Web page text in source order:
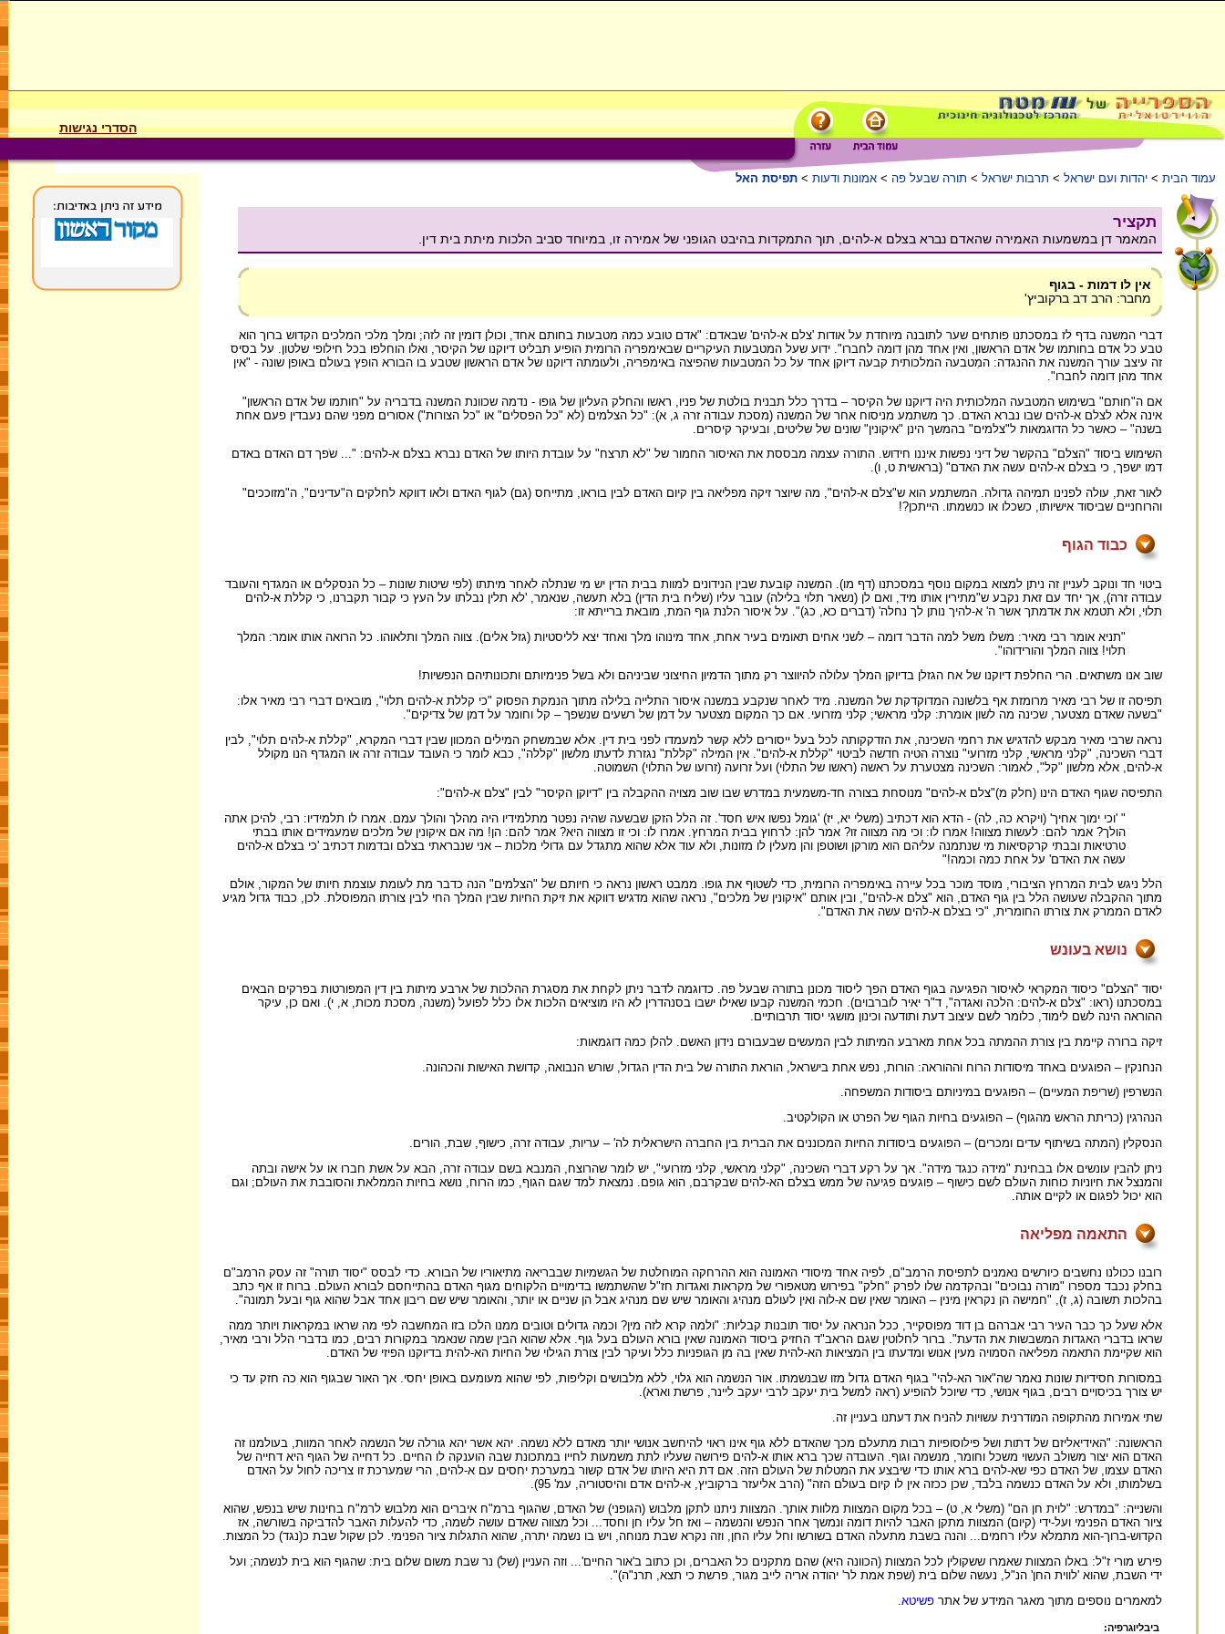
הסדרי נגישות
עמוד הבית > יהדות ועם ישראל > תרבות ישראל > תורה שבעל פה > אמונות ודעות > תפיסת האל
תקציר
המאמר דן במשמעות האמירה שהאדם נברא בצלם א-להים, תוך התמקדות בהיבט הגופני של אמירה זו, במיוחד סביב הלכות מיתת בית דין.
אין לו דמות - בגוף
מחבר: הרב דב ברקוביץ'
דברי המשנה בדף לז במסכתנו פותחים שער לתובנה מיוחדת על אודות 'צלם א-להים' שבאדם: "אדם טובע כמה מטבעות בחותם אחד, וכולן דומין זה לזה; ומלך מלכי המלכים הקדוש ברוך הוא
טבע כל אדם בחותמו של אדם הראשון, ואין אחד מהן דומה לחברו". ידוע שעל המטבעות העיקריים שבאימפריה הרומית הופיע תבליט דיוקנו של הקיסר, ואלו הוחלפו בכל חילופי שלטון. על בסיס
זה עיצב עורך המשנה את ההנגדה: המִטבעה המלכותית קבעה דיוקן אחד על כל המטבעות שהפיצה באימפריה, ולעומתה דיוקנו של אדם הראשון שטבע בו הבורא הופץ בעולם באופן שונה - "אין
אחד מהן דומה לחברו".
אם ה"חותם" בשימוש המִטבעה המלכותית היה דיוקנו של הקיסר – בדרך כלל תבנית בולטת של פניו, ראשו והחלק העליון של גופו - נדמה שכוונת המשנה בדבריה על "חותמו של אדם הראשון"
אינה אלא לצלם א-להים שבו נברא האדם. כך משתמע מניסוח אחר של המשנה (מסכת עבודה זרה ג, א): "כל הצלמים (לא "כל הפסלים" או "כל הצורות") אסורים מפני שהם נעבדין פעם אחת
בשנה" – כאשר כל הדוגמאות ל"צלמים" בהמשך הינן "איקונין" שונים של שליטים, ובעיקר קיסרים.
השימוש ביסוד "הצלם" בהקשר של דיני נפשות איננו חידוש. התורה עצמה מבססת את האיסור החמור של "לא תרצח" על עובדת היותו של האדם נברא בצלם א-להים: "... שֹפך דם האדם באדם
דמו ישפך, כי בצלם א-להים עשה את האדם" (בראשית ט, ו).
לאור זאת, עולה לפנינו תמיהה גדולה. המשתמע הוא ש"צלם א-להים", מה שיוצר זיקה מפליאה בין קיום האדם לבין בוראו, מתייחס (גם) לגוף האדם ולאו דווקא לחלקים ה"עדינים", ה"מזוככים"
והרוחניים שביסוד אישיותו, כשכלו או כנשמתו. הייתכן?!
כבוד הגוף
ביטוי חד ונוקב לעניין זה ניתן למצוא במקום נוסף במסכתנו (דף מו). המשנה קובעת שבין הנידונים למוות בבית הדין יש מי שנתלה לאחר מיתתו (לפי שיטות שונות – כל הנסקלים או המגדף והעובד
עבודה זרה), אך יחד עם זאת נקבע ש"מתירין אותו מיד, ואם לן (נשאר תלוי בלילה) עובר עליו (שליח בית הדין) בלא תעשה, שנאמר, 'לא תלין נבלתו על העץ כי קבור תקברנו, כי קללת א-להים
תלוי, ולא תטמא את אדמתך אשר ה' א-להיך נותן לך נחלה' (דברים כא, כג)". על איסור הלנת גוף המת, מובאת ברייתא זו:
"תניא אומר רבי מאיר: משלו משל למה הדבר דומה – לשני אחים תאומים בעיר אחת, אחד מינוהו מלך ואחד יצא לליסטיות (גזל אלים). צווה המלך ותלאוהו. כל הרואה אותו אומר: המלך
תלוי! צווה המלך והורידוהו".
שוב אנו משתאים. הרי החלפת דיוקנו של אח הגזלן בדיוקן המלך עלולה להיווצר רק מתוך הדמיון החיצוני שביניהם ולא בשל פנימיותם ותכונותיהם הנפשיות!
תפיסה זו של רבי מאיר מרומזת אף בלשונה המדוקדקת של המשנה. מיד לאחר שנקבע במשנה איסור התלייה בלילה מתוך הנמקת הפסוק "כי קללת א-להים תלוי", מובאים דברי רבי מאיר אלו:
"בשעה שאדם מצטער, שכינה מה לשון אומרת: קלני מראשי; קלני מזרועי. אם כך המקום מצטער על דמן של רשעים שנשפך – קל וחומר על דמן של צדיקים".
נראה שרבי מאיר מבקש להדגיש את רחמי השכינה, את הזדקקותה לכל בעל ייסורים ללא קשר למעמדו לפני בית דין. אלא שבמשחק המילים המכוון שבין דברי המקרא, "קללת א-להים תלוי", לבין
דברי השכינה, "קלני מראשי, קלני מזרועי" נוצרה הטיה חדשה לביטוי "קללת א-להים". אין המילה "קללת" נגזרת לדעתו מלשון "קללה", כבא לומר כי העובד עבודה זרה או המגדף הנו מקולל
א-להים, אלא מלשון "קל", לאמור: השכינה מצטערת על ראשה (ראשו של התלוי) ועל זרועה (זרועו של התלוי) השמוטה.
התפיסה שגוף האדם הינו (חלק מ)"צלם א-להים" מנוסחת בצורה חד-משמעית במדרש שבו שוב מצויה ההקבלה בין "דיוקן הקיסר" לבין "צלם א-להים":
" 'וכי ימוך אחיך' (ויקרא כה, לה) - הדא הוא דכתיב (משלי יא, יז) 'גומל נפשו איש חסד'. זה הלל הזקן שבשעה שהיה נפטר מתלמידיו היה מהלך והולך עמם. אמרו לו תלמידיו: רבי, להיכן אתה
הולך? אמר להם: לעשות מצווה! אמרו לו: וכי מה מצווה זו? אמר להן: לרחוץ בבית המרחץ. אמרו לו: וכי זו מצווה היא? אמר להם: הן! מה אם איקונין של מלכים שמעמידים אותו בבתי
טרטיאות ובבתי קרקסיאות מי שנתמנה עליהם הוא מורקן ושוטפן והן מעלין לו מזונות, ולא עוד אלא שהוא מתגדל עם גדולי מלכות – אני שנבראתי בצלם ובדמות דכתיב 'כי בצלם א-להים
עשה את האדם' על אחת כמה וכמה!"
הלל ניגש לבית המרחץ הציבורי, מוסד מוכר בכל עיירה באימפריה הרומית, כדי לשטוף את גופו. ממבט ראשון נראה כי חיותם של "הצלמים" הנה כדבר מת לעומת עוצמת חיותו של המקור, אולם
מתוך ההקבלה שעושה הלל בין גוף האדם, הוא "צלם א-להים", ובין אותם "איקונין של מלכים", נראה שהוא מדגיש דווקא את זיקת החיות שבין המלך החי לבין צורתו המפוסלת. לכן, כבוד גדול מגיע
לאדם הממרק את צורתו החומרית, "כי בצלם א-להים עשה את האדם".
נושא בעונש
יסוד "הצלם" כיסוד המקראי לאיסור הפגיעה בגוף האדם הפך ליסוד מכונן בתורה שבעל פה. כדוגמה לדבר ניתן לקחת את מסגרת ההלכות של ארבע מיתות בין דין המפורטות בפרקים הבאים
במסכתנו (ראו: "צלם א-להים: הלכה ואגדה", ד"ר יאיר לוברבוים). חכמי המשנה קבעו שאילו ישבו בסנהדרין לא היו מוציאים הלכות אלו כלל לפועל (משנה, מסכת מכות, א, י). ואם כן, עיקר
ההוראה הינה לשם לימוד, כלומר לשם עיצוב דעת ותודעה וכינון מושגי יסוד תרבותיים.
זיקה ברורה קיימת בין צורת ההמתה בכל אחת מארבע המיתות לבין המעשים שבעבורם נידון האשם. להלן כמה דוגמאות:
הנחנקין – הפוגעים באחד מיסודות הרוח וההוראה: הורות, נפש אחת בישראל, הוראת התורה של בית הדין הגדול, שורש הנבואה, קדושת האישות והכהונה.
הנשרפין (שריפת המעיים) – הפוגעים במיניותם ביסודות המשפחה.
הנהרגין (כריתת הראש מהגוף) – הפוגעים בחיות הגוף של הפרט או הקולקטיב.
הנסקלין (המתה בשיתוף עדים ומכרים) – הפוגעים ביסודות החיות המכוננים את הברית בין החברה הישראלית לה' – עריות, עבודה זרה, כישוף, שבת, הורים.
ניתן להבין עונשים אלו בבחינת "מידה כנגד מידה". אך על רקע דברי השכינה, "קלני מראשי, קלני מזרועי", יש לומר שהרוצח, המנבא בשם עבודה זרה, הבא על אשת חברו או על אישה ובתה
והמנצל את חיוניות כוחות העולם לשם כישוף – פוגעים פגיעה של ממש בצלם הא-להים שבקרבם, הוא גופם. נמצאת למד שגם הגוף, כמו הרוח, נושא בחיות הממלאת והסובבת את העולם; וגם
הוא יכול לפגום או לקיים אותה.
התאמה מפליאה
רובנו ככולנו נחשבים כיורשים נאמנים לתפיסת הרמב"ם, לפיה אחד מיסודי האמונה הוא ההרחקה המוחלטת של הגשמיות שבבריאה מתיאוריו של הבורא. כדי לבסס "יסוד תורה" זה עסק הרמב"ם
בחלק נכבד מספרו "מורה נבוכים" ובהקדמה שלו לפרק "חלק" בפירוש מטאפורי של מקראות ואגדות חז"ל שהשתמשו בדימויים הלקוחים מגוף האדם בהתייחסם לבורא העולם. ברוח זו אף כתב
בהלכות תשובה (ג, ז), "חמישה הן נקראין מינין – האומר שאין שם א-לוה ואין לעולם מנהיג והאומר שיש שם מנהיג אבל הן שניים או יותר, והאומר שיש שם ריבון אחד אבל שהוא גוף ובעל תמונה".
אלא שעל כך כבר העיר רבי אברהם בן דוד מפוסקייר, ככל הנראה על יסוד תובנות קבליות: "ולמה קרא לזה מין? וכמה גדולים וטובים ממנו הלכו בזו המחשבה לפי מה שראו במקראות ויותר ממה
שראו בדברי האגדות המשבשות את הדעת". ברור לחלוטין שגם הראב"ד החזיק ביסוד האמונה שאין בורא העולם בעל גוף. אלא שהוא הבין שמה שנאמר במקורות רבים, כמו בדברי הלל ורבי מאיר,
הוא שקיימת התאמה מפליאה הסמויה מעין אנוש ומדעתו בין המציאות הא-להית שאין בה מן הגופניות כלל ועיקר לבין צורת הגילוי של החיות הא-להית בדיוקנו הפיזי של האדם.
במסורות חסידיות שונות נאמר שה"אור הא-להי" בגוף האדם גדול מזו שבנשמתו. אור הנשמה הוא גלוי, ללא מלבושים וקליפות, לפי שהוא מעומעם באופן יחסי. אך האור שבגוף הוא כה חזק עד כי
יש צורך בכיסויים רבים, בגוף אנושי, כדי שיוכל להופיע (ראה למשל בית יעקב לרבי יעקב ליינר, פרשת וארא).
שתי אמירות מהתקופה המודרנית עשויות להניח את דעתנו בעניין זה.
הראשונה: "האידיאליזם של דתות ושל פילוסופיות רבות מתעלם מכך שהאדם ללא גוף אינו ראוי להיחשב אנושי יותר מאדם ללא נשמה. יהא אשר יהא גורלה של הנשמה לאחר המוות, בעולמנו זה
האדם הוא יצור משולב העשוי משכל וחומר, מנשמה וגוף. העובדה שכך ברא אותו א-להים פירושה שעליו לתת משמעות לחייו במתכונת שבה הוענקה לו החיים. כל דחייה של הגוף היא דחייה של
האדם עצמו, של האדם כפי שא-להים ברא אותו כדי שיבצע את המטלות של העולם הזה. אם דת היא היותו של אדם קשור במערכת יחסים עם א-להים, הרי שמערכת זו צריכה לחול על האדם
בשלמותו, ולא על האדם כנשמה בלבד, שכן ככזה אין לו קיום בעולם הזה" (הרב אליעזר ברקוביץ, א-להים אדם והיסטוריה, עמ' 95).
והשנייה: "במדרש: "לוית חן הם" (משלי א, ט) – בכל מקום המצוות מלוות אותך. המצוות ניתנו לתקן מלבוש (הגופני) של האדם, שהגוף ברמ"ח איברים הוא מלבוש לרמ"ח בחינות שיש בנפש, שהוא
ציור האדם הפנימי ועל-ידי (קיום) המצוות מתקן האבר להיות דומה ונמשך אחר הנפש והנשמה – ואז חל עליו חן וחסד... וכל מצווה שאדם עושה לשמה, כדי להעלות האבר להדביקה בשורשה, אז
הקדוש-ברוך-הוא מתמלא עליו רחמים... והנה בשבת מתעלה האדם בשורשו וחל עליו החן, וזה נקרא שבת מנוחה, ויש בו נשמה יתרה, שהוא התגלות ציור הפנימי. לכן שקול שבת כ(נגד) כל המצות.
פירש מורי ז"ל: באלו המצוות שאמרו ששקולין לכל המצוות (הכוונה היא) שהם מתקנים כל האברים, וכן כתוב ב'אור החיים'... וזה העניין (של) נר שבת משום שלום בית: שהגוף הוא בית לנשמה; ועל
ידי השבת, שהוא 'לווית החן' הנ"ל, נעשה שלום בית (שפת אמת לר' יהודה אריה לייב מגור, פרשת כי תצא, תרנ"ה)".
למאמרים נוספים מתוך מאגר המידע של אתר פשיטא
ביבליוגרפיה: